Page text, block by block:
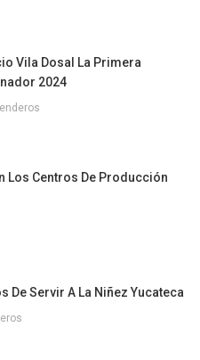
Vila Dosal La Primera
2024
Los Centros De Producción
De Servir A La Niñez Yucateca